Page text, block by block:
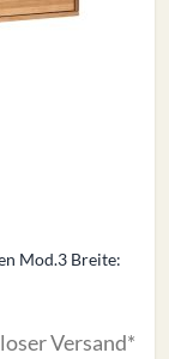
Mod.3 Breite:
Versand*